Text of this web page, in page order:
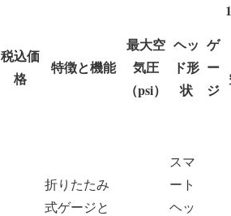
税込価
格
特徴と機能
最大空
気圧
（psi）
ヘッ
ド形
状
ゲ
ー
ジ
折りたたみ
式ゲージと
スマ
ート
ヘッ